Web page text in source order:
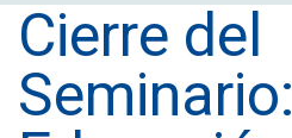
Cierre del
Seminario: